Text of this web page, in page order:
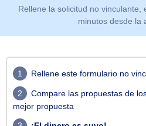
Rellene la solicitud no vinculante,
minutos desde la
1 Rellene este formulario no
2
Compare las propuestas de
mejor propuesta